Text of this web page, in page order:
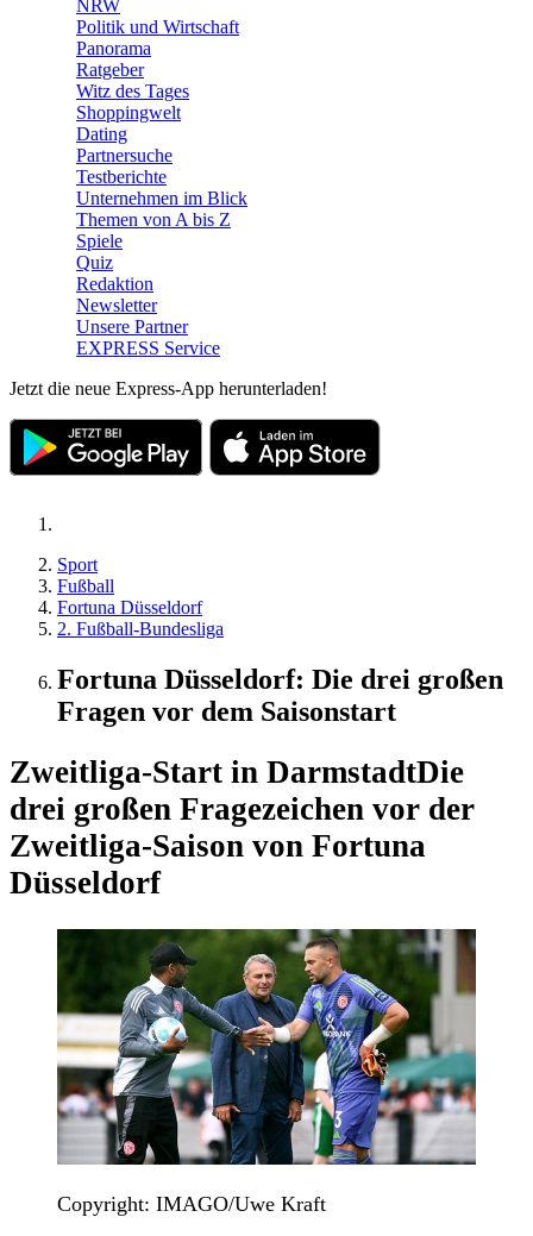
NRW
Politik und Wirtschaft
Panorama
Ratgeber
Witz des Tages
Shoppingwelt
Dating
Partnersuche
Testberichte
Unternehmen im Blick
Themen von A bis Z
Spiele
Quiz
Redaktion
Newsletter
Unsere Partner
EXPRESS Service
Jetzt die neue Express-App herunterladen!
Sport
Fußball
Fortuna Düsseldorf
2. Fußball-Bundesliga
Fortuna Düsseldorf: Die drei großen
Fragen vor dem Saisonstart
Zweitliga-Start in DarmstadtDie
drei großen Fragezeichen vor der
Zweitliga-Saison von Fortuna
Düsseldorf
Copyright: IMAGO/Uwe Kraft